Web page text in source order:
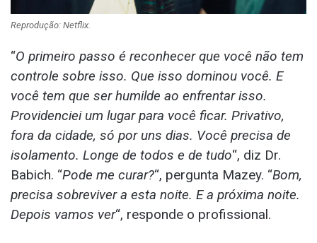
Reprodução: Netflix.
“O primeiro passo é reconhecer que você não tem
controle sobre isso. Que isso dominou você. E
você tem que ser humilde ao enfrentar isso.
Providenciei um lugar para você ficar. Privativo,
fora da cidade, só por uns dias. Você precisa de
isolamento. Longe de todos e de tudo“, diz Dr.
Babich. “Pode me curar?“, pergunta Mazey. “Bom,
precisa sobreviver a esta noite. E a próxima noite.
Depois vamos ver“, responde o profissional.